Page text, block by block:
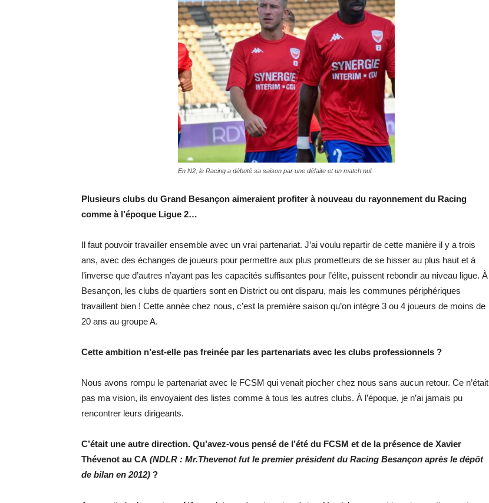
En N2, le Racing a débuté sa saison par une défaite et un match nul.
Plusieurs clubs du Grand Besançon aimeraient profiter à nouveau du rayonnement du Racing
comme à l’époque Ligue 2…
Il faut pouvoir travailler ensemble avec un vrai partenariat. J’ai voulu repartir de cette manière il y a trois
ans, avec des échanges de joueurs pour permettre aux plus prometteurs de se hisser au plus haut et à
l’inverse que d’autres n’ayant pas les capacités suffisantes pour l’élite, puissent rebondir au niveau ligue. À
Besançon, les clubs de quartiers sont en District ou ont disparu, mais les communes périphériques
travaillent bien ! Cette année chez nous, c’est la première saison qu’on intègre 3 ou 4 joueurs de moins de
20 ans au groupe A.
Cette ambition n’est-elle pas freinée par les partenariats avec les clubs professionnels ?
Nous avons rompu le partenariat avec le FCSM qui venait piocher chez nous sans aucun retour. Ce n’était
pas ma vision, ils envoyaient des listes comme à tous les autres clubs. À l’époque, je n’ai jamais pu
rencontrer leurs dirigeants.
C’était une autre direction. Qu’avez-vous pensé de l’été du FCSM et de la présence de Xavier
Thévenot au CA (NDLR : Mr.Thevenot fut le premier président du Racing Besançon après le dépôt
de bilan en 2012) ?